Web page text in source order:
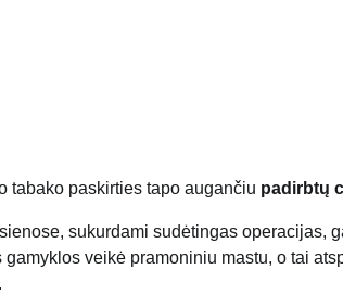
tabako paskirties tapo augančiu padirbtų
sukurdami sudėtingas operacijas,
veikė pramoniniu mastu, o tai